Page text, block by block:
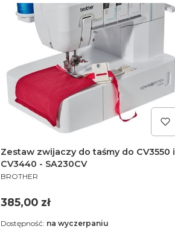
Zestaw zwijaczy do taśmy do CV3550 i
CV3440 - SA230CV
PRODUCENT
BROTHER
Cena
385,00 zł
Dostępność: na wyczerpaniu